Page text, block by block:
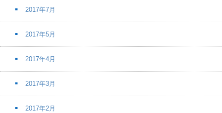
2017年7月
2017年5月
2017年4月
2017年3月
2017年2月